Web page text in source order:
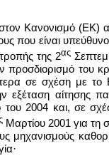
στον Κανονισμό
που είναι
της 2ας
του
σε σχέση με το
εξέταση
2004 και, σε
Μαρτίου 2001 για τη
μηχανισμούς